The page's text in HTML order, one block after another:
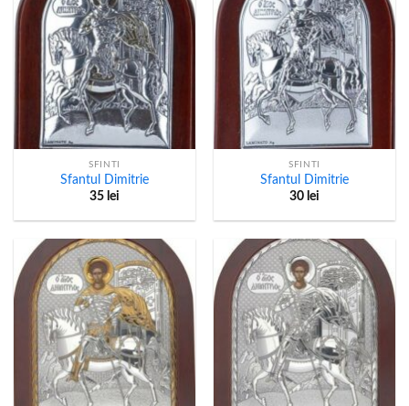
SFINTI
Sfantul Dimitrie
35 lei
SFINTI
Sfantul Dimitrie
30 lei